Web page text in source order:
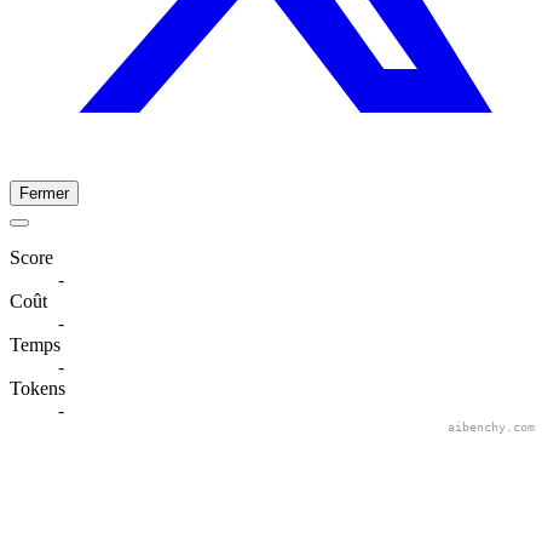
Fermer
Score
-
Coût
-
Temps
-
Tokens
-